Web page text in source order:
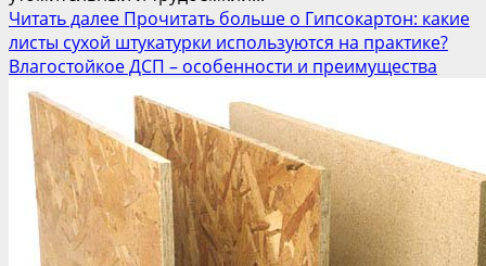
Читать далее Прочитать больше о Гипсокартон: какие
листы сухой штукатурки используются на практике?
Влагостойкое ДСП – особенности и преимущества